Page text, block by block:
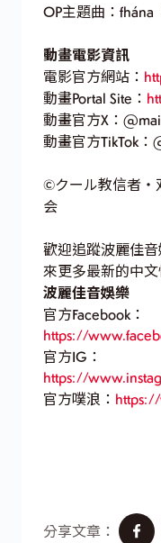
OP主題曲：fhána
動畫電影資訊
電影官方網站：
動畫Portal Site：
動畫官方X：
動畫官方TikTok：
©クール教信者・
会
歡迎追蹤波麗佳
來更多最新的中文
波麗佳音娛樂
官方Facebook：
https://
官方IG：
https://
官方噗浪：
分享文章：